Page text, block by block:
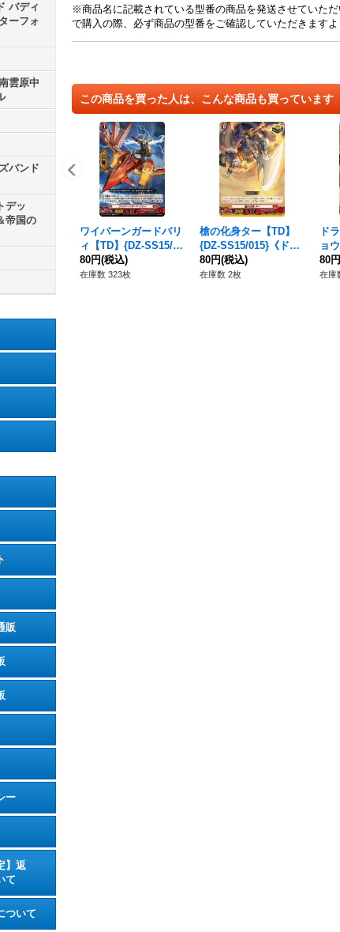
バディ
ーフォ
雲原中
バンド
デッ
帝国の
販
ー
】返
て
ついて
※商品名に記載されている型番の商品を発送させていた
で購入の際、必ず商品の型番をご確認していただきますよ
この商品を買った人は、こんな商品も買っています
ワイバーンガードバリ
ィ【TD】{DZ-SS15/01
2}《ドラゴンエンパイ
ア》
80円(税込)
在庫数 323枚
槍の化身ター【TD】
{DZ-SS15/015}《ドラ
ゴンエンパイア》
80円(税込)
在庫数 2枚
ド
ョ
イ
80円
在庫